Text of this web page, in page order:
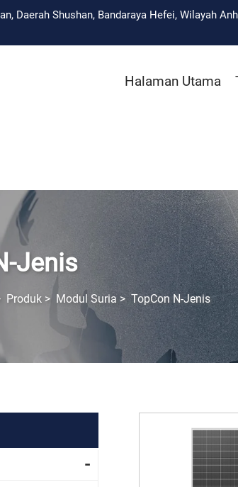
Daerah Shushan, Bandaraya Hefei, Wilayah
Halaman Utama
Jenis
Produk > Modul Suria > TopCon N-Jenis